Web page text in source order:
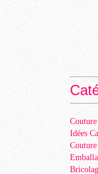
Couture
Idées